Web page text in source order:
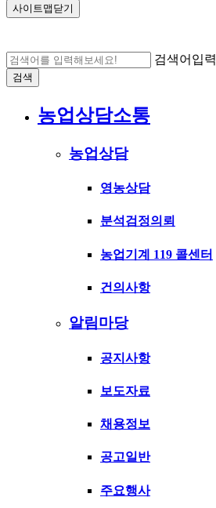
사이트맵닫기
검색어입력
검색
농업상담소통
농업상담
영농상담
분석검정의뢰
농업기계 119 콜센터
건의사항
알림마당
공지사항
보도자료
채용정보
공고일반
주요행사